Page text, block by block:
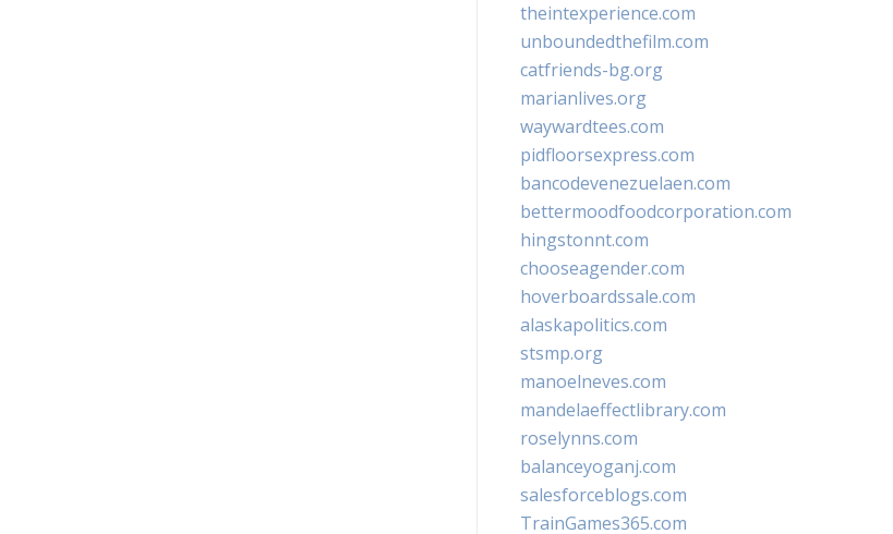
theintexperience.com
unboundedthefilm.com
catfriends-bg.org
marianlives.org
waywardtees.com
pidfloorsexpress.com
bancodevenezuelaen.com
bettermoodfoodcorporation.com
hingstonnt.com
chooseagender.com
hoverboardssale.com
alaskapolitics.com
stsmp.org
manoelneves.com
mandelaeffectlibrary.com
roselynns.com
balanceyoganj.com
salesforceblogs.com
TrainGames365.com